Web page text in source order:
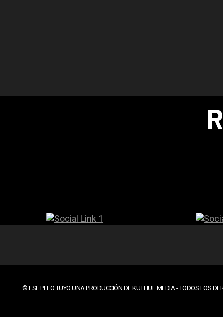
© ESE PELO TUYO UNA PRODUCCIÓN DE KUTHUL MEDIA - TODOS LOS